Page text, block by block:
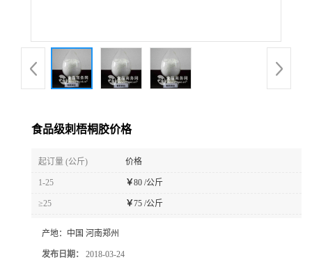
食品级刺梧桐胶价格
起订量 (公斤) 价格
1-25 ￥80 /公斤
≥25 ￥75 /公斤
产地： 中国 河南郑州
发布日期： 2018-03-24